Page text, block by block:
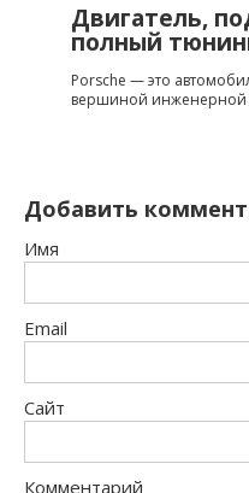
Двигатель,
полный
Porsche — это
вершиной инженерной
Добавить
Имя
Email
Сайт
Комментарий